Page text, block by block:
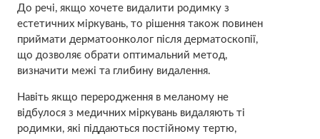
До речі, якщо хочете видалити родимку з
естетичних міркувань, то рішення також повинен
приймати дерматоонколог після дерматоскопії,
що дозволяє обрати оптимальний метод,
визначити межі та глибину видалення.
Навіть якщо переродження в меланому не
відбулося з медичних міркувань видаляють ті
родимки, які піддаються постійному тертю,